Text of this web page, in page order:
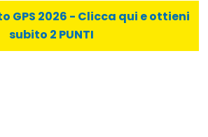
GPS 2026 - Clicca qui e ottieni
subito 2 PUNTI